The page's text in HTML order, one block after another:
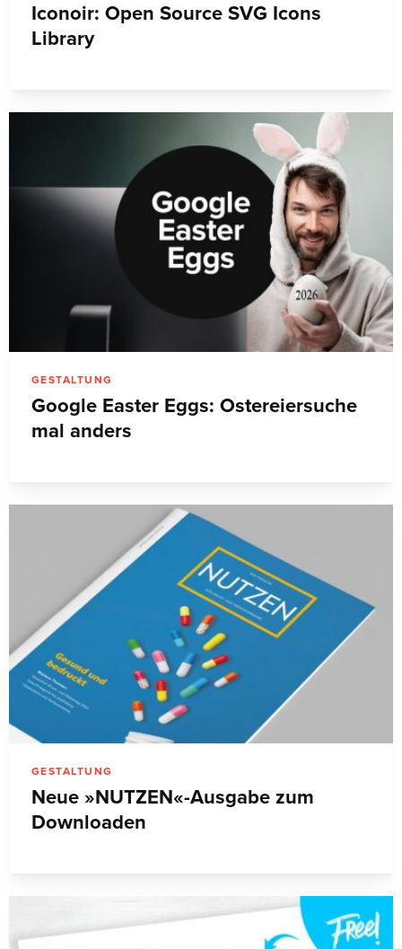
Iconoir: Open Source SVG Icons
Library
GESTALTUNG
Google Easter Eggs: Ostereiersuche
mal anders
GESTALTUNG
Neue »NUTZEN«-Ausgabe zum
Downloaden